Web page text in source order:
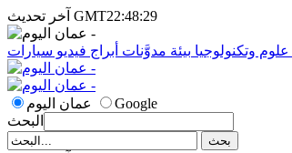
آخر تحديث GMT22:48:29
علوم وتكنولوجيا بيئة مدوَّنات أبراج فيديو سيارات
عمان اليوم
Google
البحث